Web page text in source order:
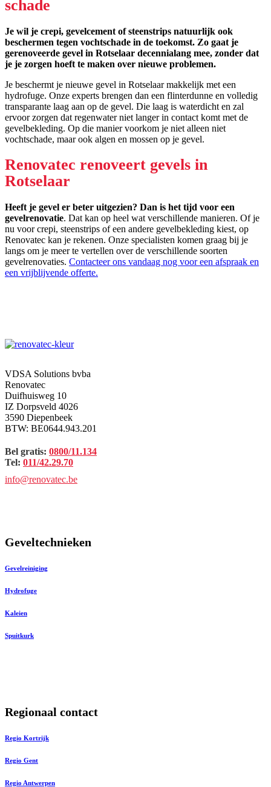
schade
Je wil je crepi, gevelcement of steenstrips natuurlijk ook
beschermen tegen vochtschade in de toekomst. Zo gaat je
gerenoveerde gevel in Rotselaar decennialang mee, zonder dat
je je zorgen hoeft te maken over nieuwe problemen.
Je beschermt je nieuwe gevel in Rotselaar makkelijk met een
hydrofuge. Onze experts brengen dan een flinterdunne en volledig
transparante laag aan op de gevel. Die laag is waterdicht en zal
ervoor zorgen dat regenwater niet langer in contact komt met de
gevelbekleding. Op die manier voorkom je niet alleen niet
vochtschade, maar ook algen en mossen op je gevel.
Renovatec renoveert gevels in
Rotselaar
Heeft je gevel er beter uitgezien? Dan is het tijd voor een
gevelrenovatie. Dat kan op heel wat verschillende manieren. Of je
nu voor crepi, steenstrips of een andere gevelbekleding kiest, op
Renovatec kan je rekenen. Onze specialisten komen graag bij je
langs om je meer te vertellen over de verschillende soorten
gevelrenovaties. Contacteer ons vandaag nog voor een afspraak en
een vrijblijvende offerte.
VDSA Solutions bvba
Renovatec
Duifhuisweg 10
IZ Dorpsveld 4026
3590 Diepenbeek
BTW: BE0644.943.201
Bel gratis: 0800/11.134
Tel: 011/42.29.70
info@renovatec.be
Geveltechnieken
Gevelreiniging
Hydrofuge
Kaleien
Spuitkurk
Regionaal contact
Regio Kortrijk
Regio Gent
Regio Antwerpen